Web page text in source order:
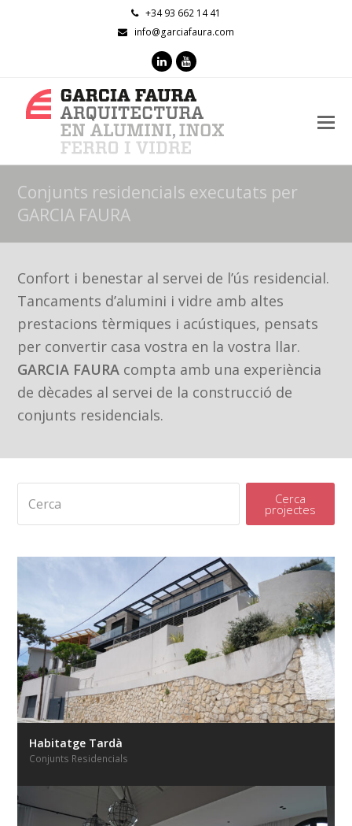
+34 93 662 14 41
info@garciafaura.com
LinkedInYoutube
Conjunts residencials executats per
GARCIA FAURA
Confort i benestar al servei de l’ús residencial.
Tancaments d’alumini i vidre amb altes
prestacions tèrmiques i acústiques, pensats
per convertir casa vostra en la vostra llar.
GARCIA FAURA compta amb una experiència
de dècades al servei de la construcció de
conjunts residencials.
Cerca
projectes
Habitatge Tardà
Conjunts Residencials